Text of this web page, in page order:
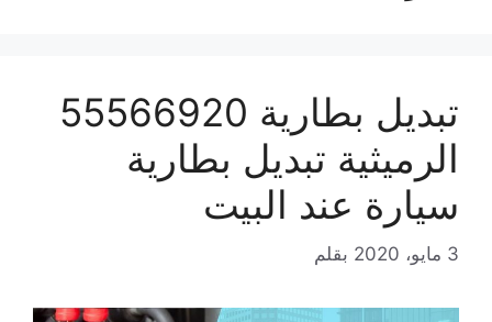
تبديل بطارية 55566920
الرميثية تبديل بطارية
سيارة عند البيت
3 مايو، 2020 بقلم